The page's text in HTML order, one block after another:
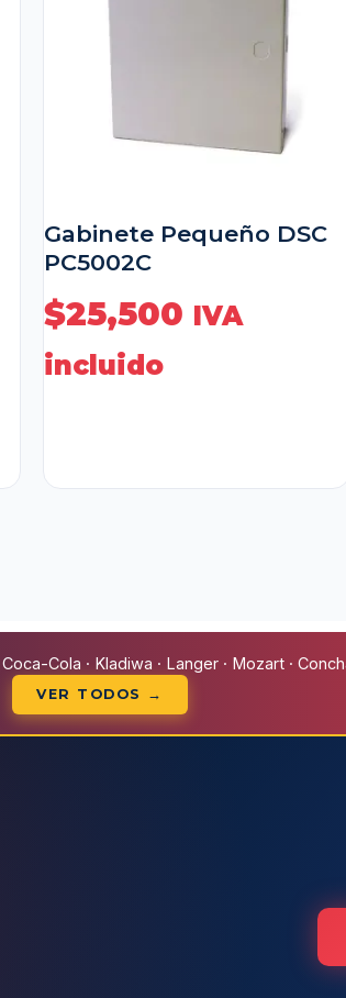
Gabinete Pequeño DSC
PC5002C
$25,500 IVA
incluido
Coca-Cola · Kladiwa · Langer · Mozart ·
VER TODOS →